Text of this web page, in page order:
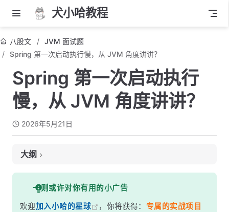
犬小哈教程
八股文
JVM 面试题
Spring 第一次启动执行慢，从 JVM 角度讲讲？
Spring 第一次启动执行
慢，从 JVM 角度讲讲？
2026年5月21日
大纲
面试考察点
核心答案
深度解析
一则或许对你有用的小广告
欢迎加入小哈的星球 ，你将获得： 专属的实战项目